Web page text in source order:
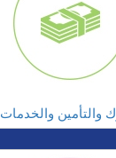
والتأمين والخدمات